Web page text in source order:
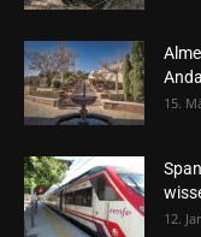
15.
12.